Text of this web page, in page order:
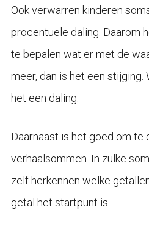
Ook verwarren kinderen
procentuele daling. Daarom
te bepalen wat er met de
meer, dan is het een stijging.
het een daling.
Daarnaast is het goed om te
verhaalsommen. In zulke
zelf herkennen welke
getal het startpunt is.